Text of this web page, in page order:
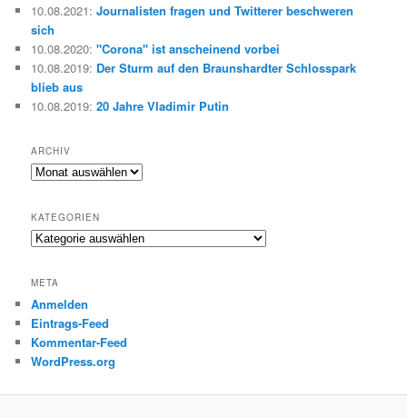
n
10.08.2021:Journalisten fragen und Twitterer beschweren
sich
10.08.2020:"Corona" ist anscheinend vorbei
10.08.2019: Der Sturm auf den Braunshardter Schlosspark
blieb aus
10.08.2019:20 Jahre Vladimir Putin
ARCHIV
Archiv
KATEGORIEN
Kategorien
META
Anmelden
Eintrags-Feed
Kommentar-Feed
WordPress.org